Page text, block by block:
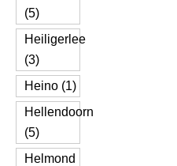
(5)
Heiligerlee
(3)
Heino (1)
Hellendoorn
(5)
Helmond